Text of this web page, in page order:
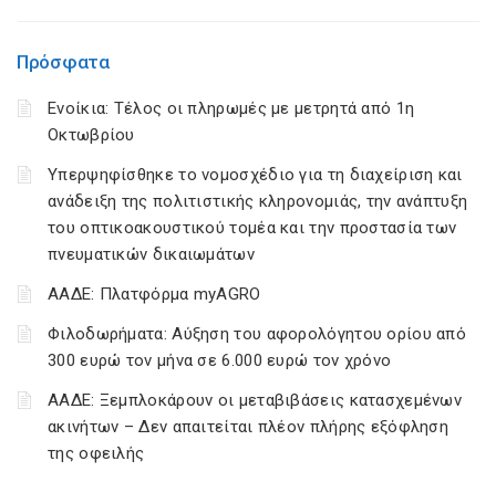
Πρόσφατα
Ενοίκια: Τέλος οι πληρωμές με μετρητά από 1η
Οκτωβρίου
Υπερψηφίσθηκε το νομοσχέδιο για τη διαχείριση και
ανάδειξη της πολιτιστικής κληρονομιάς, την ανάπτυξη
του οπτικοακουστικού τομέα και την προστασία των
πνευματικών δικαιωμάτων
ΑΑΔΕ: Πλατφόρμα myAGRO
Φιλοδωρήματα: Αύξηση του αφορολόγητου ορίου από
300 ευρώ τον μήνα σε 6.000 ευρώ τον χρόνο
ΑΑΔΕ: Ξεμπλοκάρουν οι μεταβιβάσεις κατασχεμένων
ακινήτων – Δεν απαιτείται πλέον πλήρης εξόφληση
της οφειλής